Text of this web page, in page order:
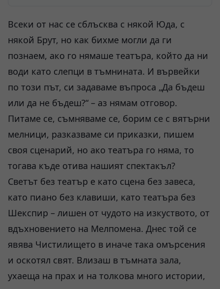
Всеки от нас се сблъсква с някой Юда, с
някой Брут, но как бихме могли да ги
познаем, ако го нямаше театъра, който да ни
води като слепци в тъмнината. И вървейки
по този път, си задаваме въпроса „Да бъдеш
или да не бъдеш?“ – аз нямам отговор.
Питаме се, съмняваме се, борим се с вятърни
мелници, разказваме си приказки, пишем
своя сценарий, но ако театъра го няма, то
тогава къде отива нашият спектакъл?
Светът без театър е като сцена без завеса,
като пиано без клавиши, като театъра без
Шекспир – лишен от чудото на изкуството, от
вдъхновението на Мелпомена. Днес той се
явява Чистилището в иначе така омърсения
и оскотял свят. Влизаш в тъмната зала,
ухаеща на прах и на толкова много истории,